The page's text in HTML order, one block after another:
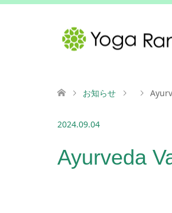
お知らせ
2024.09.04
Ayurveda